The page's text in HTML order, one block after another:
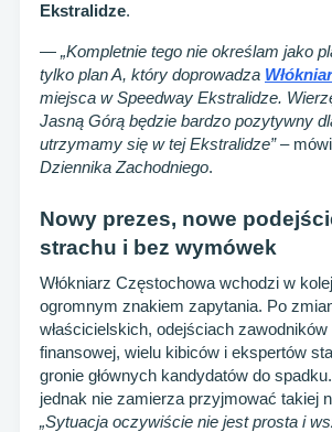
Ekstralidze.
— „Kompletnie tego nie określam jako
tylko plan A, który doprowadza
miejsca w Speedway Ekstralidze.
Jasną Górą będzie bardzo pozytywny
utrzymamy się w tej Ekstralidze”– mówi
Dziennika Zachodniego.
Nowy prezes, nowe
strachu i bez wymówek
Włókniarz Częstochowa wchodzi w
ogromnym znakiem zapytania. Po
właścicielskich, odejściach
finansowej, wielu kibiców i ekspertów
gronie głównych kandydatów do
jednak nie zamierza przyjmować takiej
„Sytuacja oczywiście nie jest prosta i